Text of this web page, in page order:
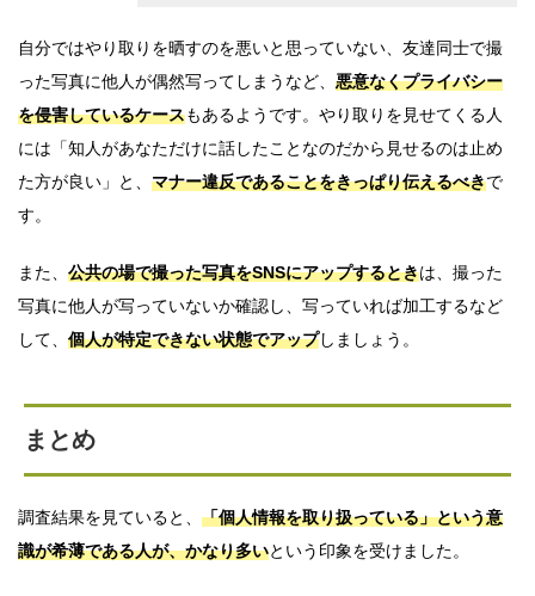
自分ではやり取りを晒すのを悪いと思っていない、友達同士で撮
った写真に他人が偶然写ってしまうなど、 悪意なくプライバシー
を侵害しているケースもあるようです。やり取りを見せてくる人
には「知人があなただけに話したことなのだから見せるのは止め
た方が良い」と、 マナー違反であることをきっぱり伝えるべきで
す。
また、 公共の場で撮った写真をSNSにアップするときは、撮った
写真に他人が写っていないか確認し、写っていれば加工するなど
して、 個人が特定できない状態でアップしましょう。
まとめ
調査結果を見ていると、 「個人情報を取り扱っている」という意
識が希薄である人が、かなり多いという印象を受けました。